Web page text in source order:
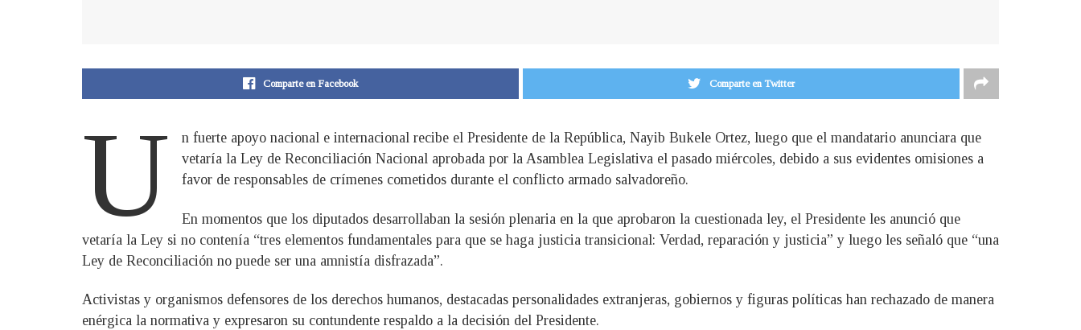
Comparte en Facebook Comparte en Twitter
U
n fuerte apoyo nacional e internacional recibe el Presidente de la República, Nayib Bukele Ortez, luego que el mandatario anunciara que
vetaría la Ley de Reconciliación Nacional aprobada por la Asamblea Legislativa el pasado miércoles, debido a sus evidentes omisiones a
favor de responsables de crímenes cometidos durante el conflicto armado salvadoreño.
En momentos que los diputados desarrollaban la sesión plenaria en la que aprobaron la cuestionada ley, el Presidente les anunció que
vetaría la Ley si no contenía “tres elementos fundamentales para que se haga justicia transicional: Verdad, reparación y justicia” y luego les señaló que “una
Ley de Reconciliación no puede ser una amnistía disfrazada”.
Activistas y organismos defensores de los derechos humanos, destacadas personalidades extranjeras, gobiernos y figuras políticas han rechazado de manera
enérgica la normativa y expresaron su contundente respaldo a la decisión del Presidente.